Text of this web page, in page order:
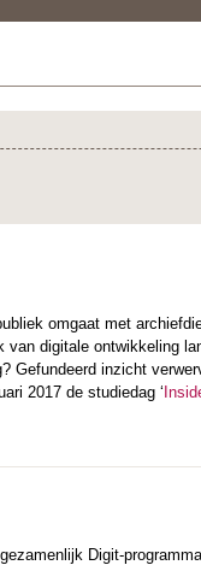
omgaat met
digitale ontwikkeling
Gefundeerd inzicht
2017 de studiedag ‘
Digit-